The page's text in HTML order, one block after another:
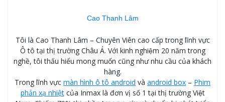
Cao Thanh Lâm
Tôi là Cao Thanh Lâm – Chuyên Viên cao cấp trong lĩnh vực
Ô tô tại thị trường Châu Á. Với kinh nghiệm 20 năm trong
nghề, tôi thấu hiểu mong muốn cũng như nhu cầu của khách
hàng.
Trong lĩnh vực màn hình ô tô android và android box – Phim
phản xạ nhiệtcủa Inmax là đơn vị số 1 tại thị trường Việt